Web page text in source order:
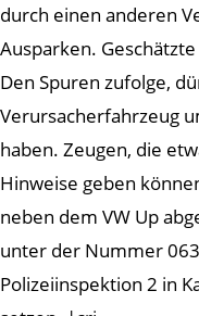
durch einen anderen
Ausparken.
Den Spuren zufolge,
Verursacherfahrzeug
haben. Zeugen, die
Hinweise geben
neben dem VW Up
unter der Nummer
Polizeiinspektion 2 in